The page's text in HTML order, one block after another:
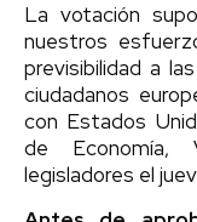
La votación
nuestros
previsibilidad a
ciudadanos
con Estados
de Economía,
legisladores el